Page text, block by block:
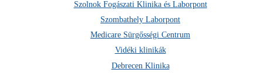
Szolnok Fogászati Klinika és Laborpont
Szombathely Laborpont
Medicare Sürgősségi Centrum
Vidéki klinikák
Debrecen Klinika